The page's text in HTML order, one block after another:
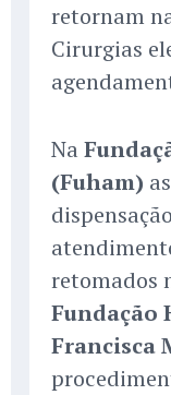
retornam
Cirurgias
Na
(Fuham)
retomados
Fundação
Francisca